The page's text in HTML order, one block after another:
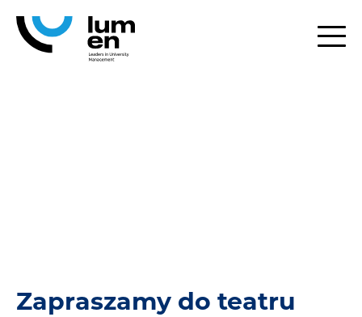
Zapraszamy do teatru